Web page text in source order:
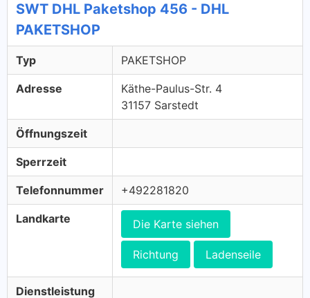
SWT DHL Paketshop 456 - DHL
PAKETSHOP
Typ PAKETSHOP
Adresse
Käthe-Paulus-Str. 4
31157 Sarstedt
Öffnungszeit
Sperrzeit
Telefonnummer +492281820
Landkarte Die Karte siehen
Richtung Ladenseile
Dienstleistung